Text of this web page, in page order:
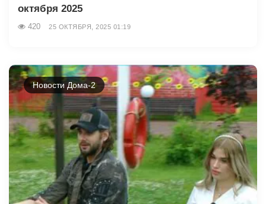
октября 2025
420 25 ОКТЯБРЯ, 2025 01:19
Новости Дома-2